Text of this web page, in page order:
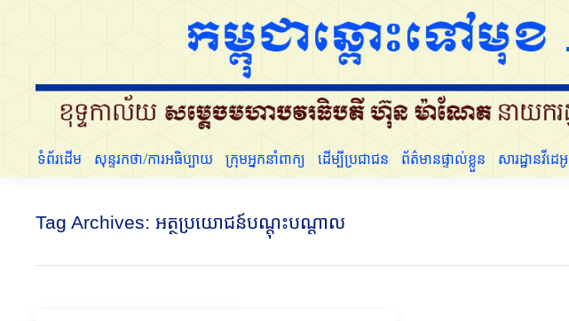
ទំព័រដើម សុន្ទរកថា/ការអធិប្បាយ ក្រុមអ្នកនាំពាក្យ ដើម្បីប្រជាជន ព័ត៌មានផ្ទាល់ខ្លួន សារដ្ឋានវីដេអូ
Tag Archives: អត្ថប្រយោជន៍បណ្តុះបណ្តាល
សុន្ទរកថា/ការអធិប្បាយ ក្រុមអ្នកនាំពាក្យ ដើម្បីប្រជាជន ព័ត៌មានផ្ទាល់ខ្លួន